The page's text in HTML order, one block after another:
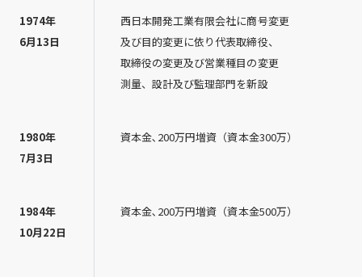
1974年
6月13日
西日本開発工業有限会社に商号変更
及び目的変更に依り代表取締役、
取締役の変更及び営業種目の変更
測量、設計及び監理部門を新設
1980年
7月3日
資本金､200万円増資（資本金300万）
1984年
10月22日
資本金､200万円増資（資本金500万）